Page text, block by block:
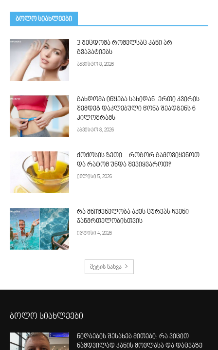
ᲑᲝᲚᲝ ᲡᲘᲐᲮᲚᲔᲔᲑᲘ
3 შეცდომა რომელსაც კანი არ
გვაპატიებს
აგვისტო 8, 2026
გახდომა იწყება სახიდან. ერთი კვირის
შემდეგ დაკლებული წონა შეადგენს 6
კილოგრამს
აგვისტო 8, 2026
ქოქოსის ზეთი – როგორ გამოვიყენოთ
და რატომ უნდა შევიყვაროთ?
ივლისი 5, 2026
რა მნიშვნელობა აქვს ცურვას ჩვენი
ჯანმრთელობისთვის
ივლისი 4, 2026
მეტის ნახვა
ბოლო სიახლეები
ნიღბების შესახებ მითები: რა ვიცით
ნამდვილად კანის მოვლასა და დაცვაზე